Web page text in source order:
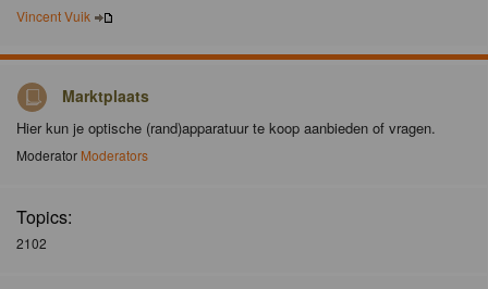
Vincent Vuik
Marktplaats
Hier kun je optische (rand)apparatuur te koop aanbieden of vragen.
Moderator Moderators
Topics:
2102